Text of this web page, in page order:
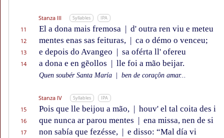
Stanza III Syllables IPA
11 El a dona mais fremosa | d' outra ren viu e meteu
12 mentes enas sas feituras, | ca o démo o venceu;
13 e depois do Avangeo | sa oférta ll' ofereu
14 a dona e en gẽollos | lle foi a mão beijar.
Quen soubér Santa María ben de coraçôn amar...
Stanza IV Syllables IPA
15 Pois que lle beijou a mão, | houv' el tal coita des i
16 que nunca ar parou mentes | ena missa, nen de si
17 non sabía que fezésse, | e disso: “Mal día vi